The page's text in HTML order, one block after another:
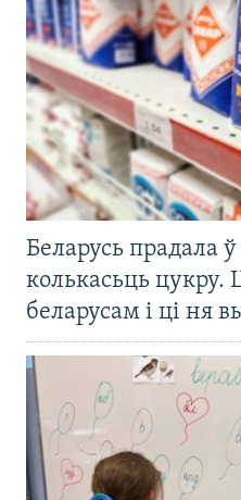
Беларусь прадала
колькасьць цукру.
беларусам і ці ня